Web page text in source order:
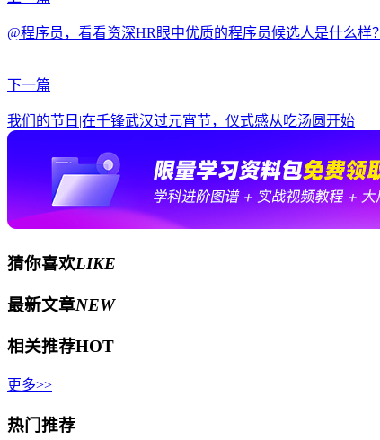
@程序员，看看资深HR眼中优质的程序员候选人是什么样？
下一篇
我们的节日|在千锋武汉过元宵节，仪式感从吃汤圆开始
猜你喜欢LIKE
最新文章NEW
相关推荐HOT
更多>>
热门推荐